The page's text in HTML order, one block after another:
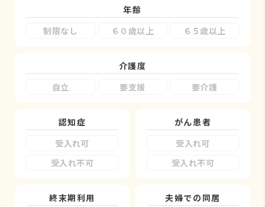
年齢
制限なし
６０歳以上 ６５歳以上
介護度
自立
要支援 要介護
認知症
受入れ可
受入れ不可
がん患者
受入れ可
受入れ不可
終末期利用
夫婦での同居